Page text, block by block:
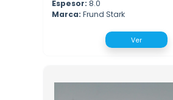
Espesor: 8.0
Marca: Frund Stark
Ver